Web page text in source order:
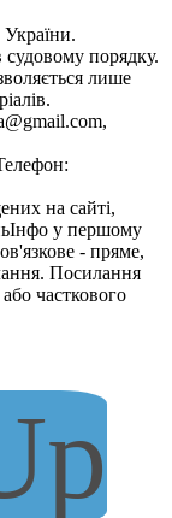
судовому порядку.
лише
на сайті,
у першому
- пряме,
Посилання
часткового